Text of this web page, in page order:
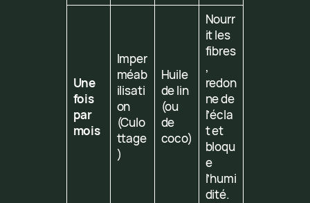
Une
fois
par
mois
Imper
méab
ilisati
on
(Culo
ttage
)
Huile
de lin
(ou
de
coco)
Nourr
it les
fibres
,
redon
ne de
l’écla
t et
bloqu
e
l’humi
dité.